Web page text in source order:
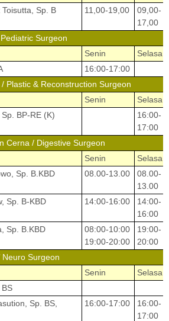
Sp. B
11,00-19,00
09,00-
17,00
Surgeon
Senin
Selasa
16:00-17:00
Plastic & Reconstruction Surgeon
Senin
Selasa
BP-RE (K)
16:00-
17:00
Cerna / Digestive Surgeon
Senin
Selasa
Sp. B.KBD
08.00-13.00
08.00-
13.00
Sp. B-KBD
14:00-16:00
14:00-
16:00
Sp. B.KBD
08:00-10:00
19:00-20:00
19:00-
20:00
Surgeon
Senin
Selasa
Sp. BS,
16:00-17:00
16:00-
17:00